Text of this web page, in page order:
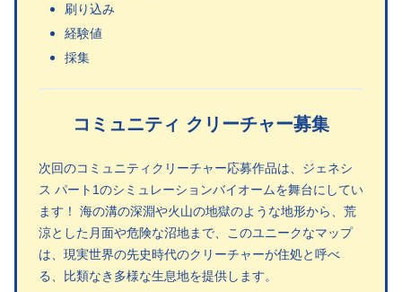
刷り込み
経験値
採集
コミュニティ クリーチャー募集
次回のコミュニティクリーチャー応募作品は、ジェネシ
ス パート1のシミュレーションバイオームを舞台にしてい
ます！ 海の溝の深淵や火山の地獄のような地形から、荒
涼とした月面や危険な沼地まで、このユニークなマップ
は、現実世界の先史時代のクリーチャーが住処と呼べ
る、比類なき多様な生息地を提供します。